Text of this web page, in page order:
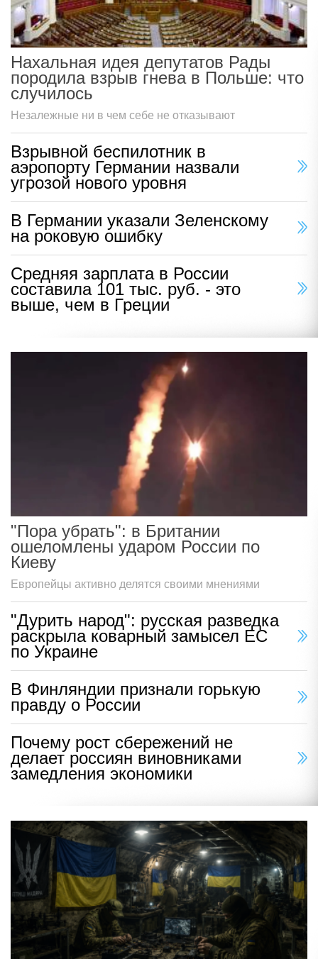
Нахальная идея депутатов Рады
породила взрыв гнева в Польше: что
случилось
Незалежные ни в чем себе не отказывают
Взрывной беспилотник в
аэропорту Германии назвали
угрозой нового уровня
В Германии указали Зеленскому
на роковую ошибку
Средняя зарплата в России
составила 101 тыс. руб. - это
выше, чем в Греции
"Пора убрать": в Британии
ошеломлены ударом России по
Киеву
Европейцы активно делятся своими мнениями
"Дурить народ": русская разведка
раскрыла коварный замысел ЕС
по Украине
В Финляндии признали горькую
правду о России
Почему рост сбережений не
делает россиян виновниками
замедления экономики